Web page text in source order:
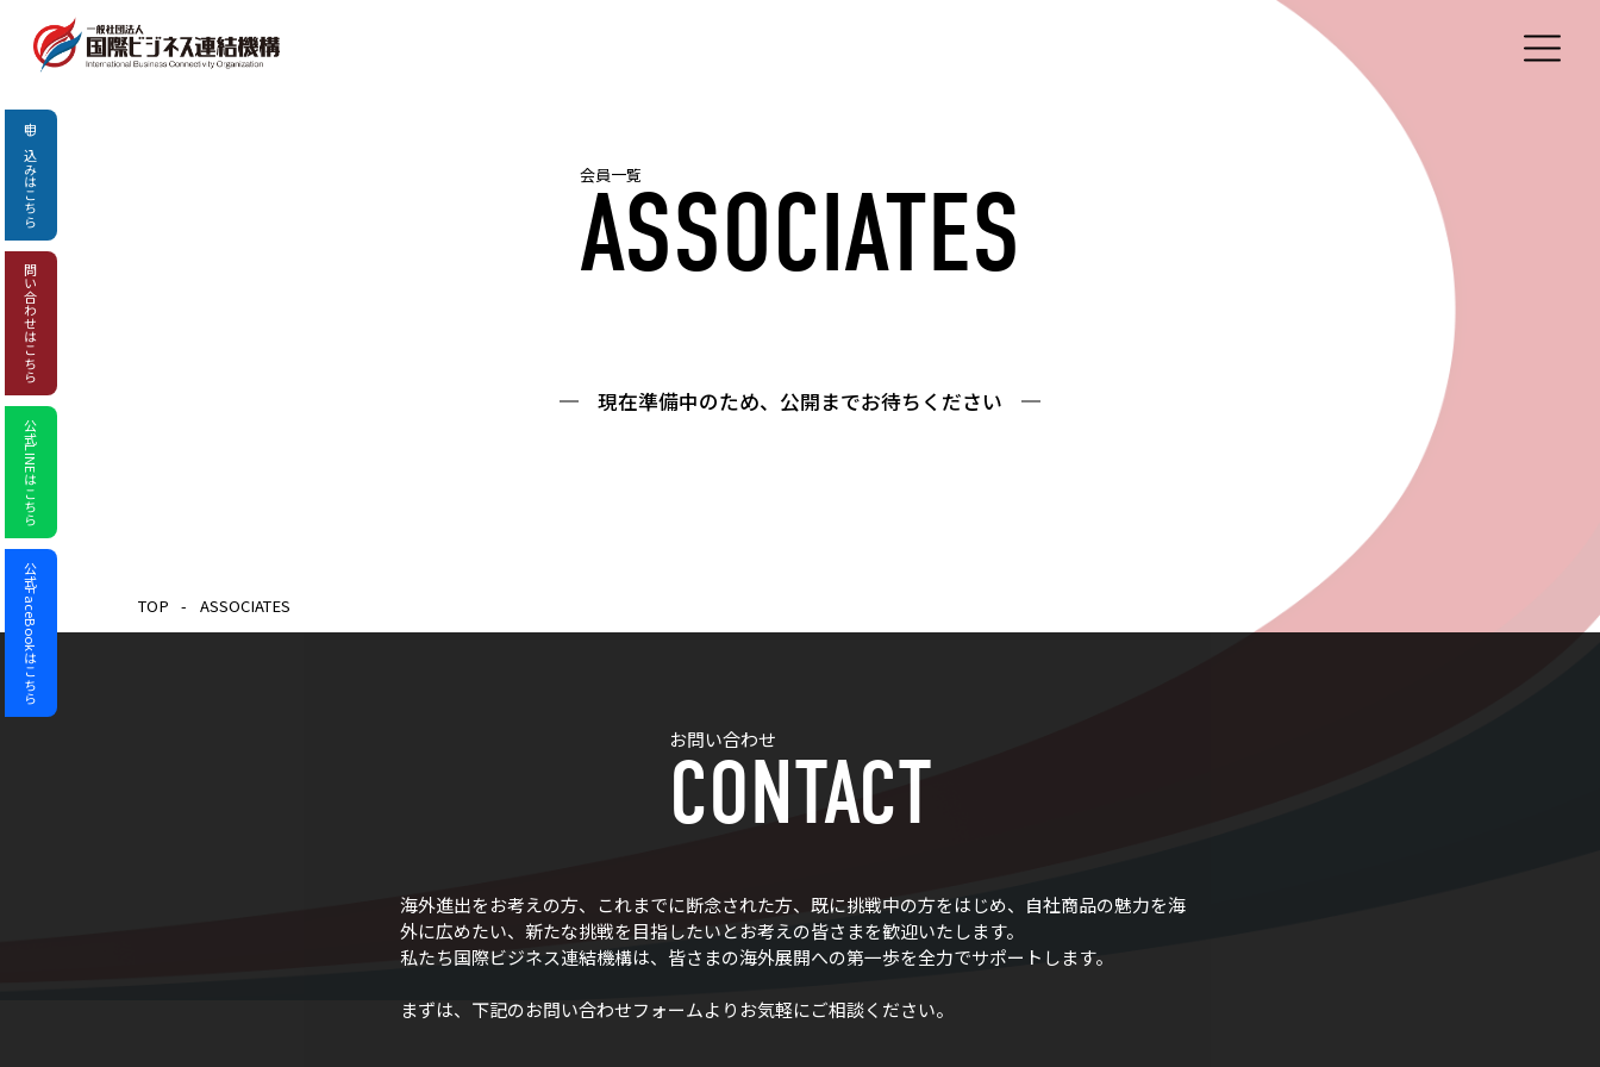
申し込み
はこちら
問い合わせ
はこちら
公式LINEはこちら
公式FaceBookはこちら
会員一覧
ASSOCIATES
現在準備中のため、 公開までお待ちください
TOP - ASSOCIATES
お問い合わせ
CONTACT
海外進出をお考えの方、これまでに断念された方、既に挑戦中の方をはじめ、自社商品の魅力を海
外に広めたい、新たな挑戦を目指したいとお考えの皆さまを歓迎いたします。
私たち国際ビジネス連結機構は、皆さまの海外展開への第一歩を全力でサポートします。
まずは、下記のお問い合わせフォームよりお気軽にご相談ください。